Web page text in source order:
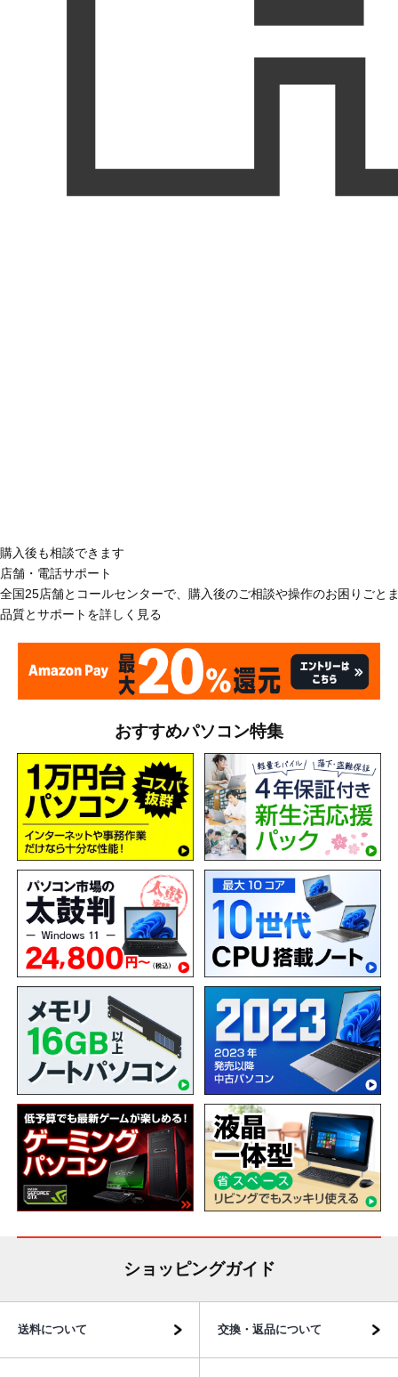
購入後も相談できます
店舗・電話サポート
全国25店舗とコールセンターで、購入後のご相談や操作のお困りごと
品質とサポートを詳しく見る
おすすめパソコン特集
ショッピングガイド
送料について 交換・返品について